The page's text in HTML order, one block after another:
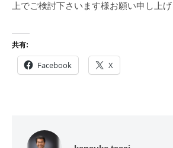
上でご検討下さいます様お願い申し上げ
共有:
Facebook X